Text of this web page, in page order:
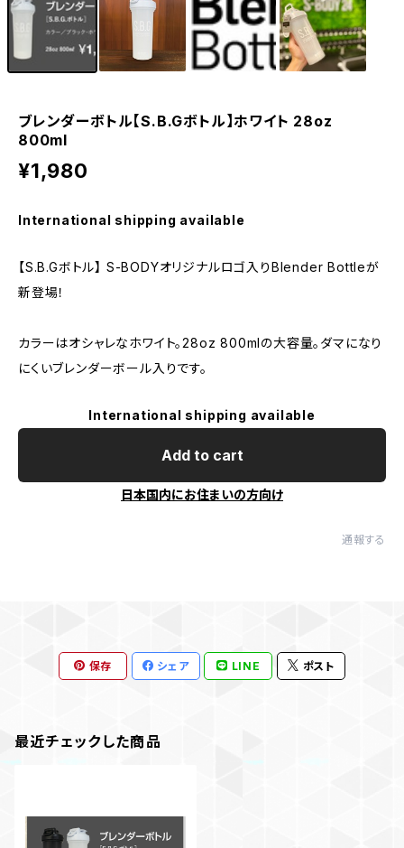
ブレンダーボトル【S.B.Gボトル】ホワイト 28oz
800ml
¥1,980
International shipping available
【S.B.Gボトル】 S-BODYオリジナルロゴ入りBlender Bottleが
新登場！
カラーはオシャレなホワイト。28oz 800mlの大容量。ダマになり
にくいブレンダーボール入りです。
International shipping available
Add to cart
日本国内にお住まいの方向け
通報する
保存 シェア LINE ポスト
最近チェックした商品